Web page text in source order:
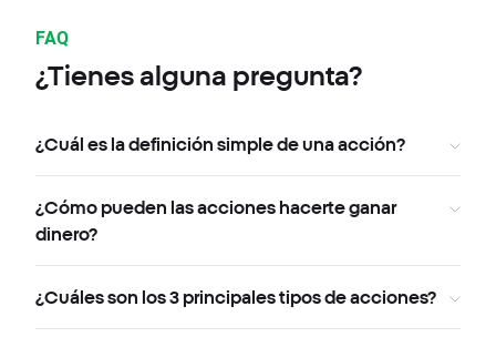
FAQ
¿Tienes alguna pregunta?
¿Cuál es la definición simple de una acción?
¿Cómo pueden las acciones hacerte ganar
dinero?
¿Cuáles son los 3 principales tipos de acciones?